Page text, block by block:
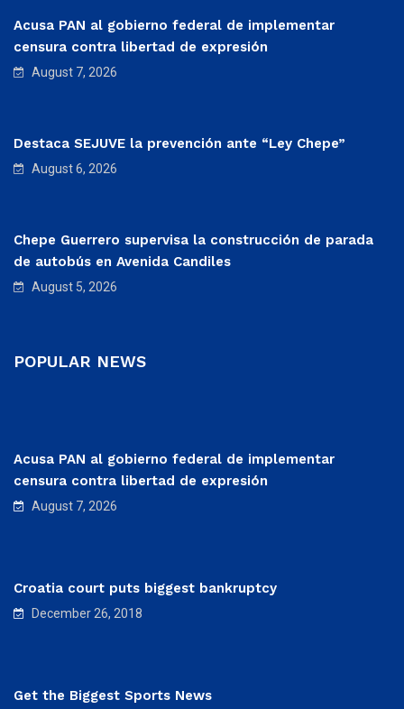
Acusa PAN al gobierno federal de implementar
censura contra libertad de expresión
August 7, 2026
Destaca SEJUVE la prevención ante “Ley Chepe”
August 6, 2026
Chepe Guerrero supervisa la construcción de parada
de autobús en Avenida Candiles
August 5, 2026
POPULAR NEWS
Acusa PAN al gobierno federal de implementar
censura contra libertad de expresión
August 7, 2026
Croatia court puts biggest bankruptcy
December 26, 2018
Get the Biggest Sports News